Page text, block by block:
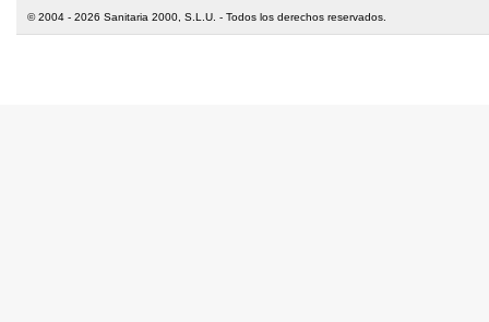
© 2004 - 2026 Sanitaria 2000, S.L.U. - Todos los derechos reservados.